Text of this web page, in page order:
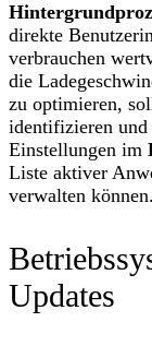
direkte
verbrauchen
die
zu optimieren,
identifizieren und
Einstellungen im
Liste aktiver
verwalten können.
Updates